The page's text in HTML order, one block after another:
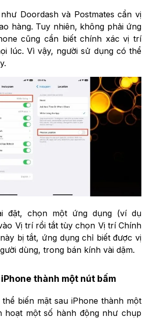
Doordash và Postmates cần vị
hàng. Tuy nhiên, không phải ứng
cũng cần biết chính xác vị trí
lúc. Vì vậy, người sử dụng có thể
đặt, chọn một ứng dụng (ví dụ
Vị trí rồi tắt tùy chọn Vị trí Chính
bị tắt, ứng dụng chỉ biết được vị
dùng, trong bán kính vài dặm.
thành một nút bấm
biến mặt sau iPhone thành một
hoạt một số hành động như chụp